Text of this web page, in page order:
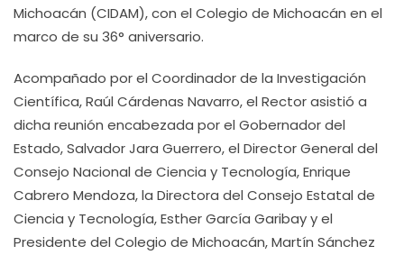
Michoacán (CIDAM), con el Colegio de Michoacán en el
marco de su 36° aniversario.
Acompañado por el Coordinador de la Investigación
Científica, Raúl Cárdenas Navarro, el Rector asistió a
dicha reunión encabezada por el Gobernador del
Estado, Salvador Jara Guerrero, el Director General del
Consejo Nacional de Ciencia y Tecnología, Enrique
Cabrero Mendoza, la Directora del Consejo Estatal de
Ciencia y Tecnología, Esther García Garibay y el
Presidente del Colegio de Michoacán, Martín Sánchez